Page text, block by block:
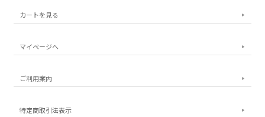
カートを見る
マイページへ
ご利用案内
特定商取引法表示